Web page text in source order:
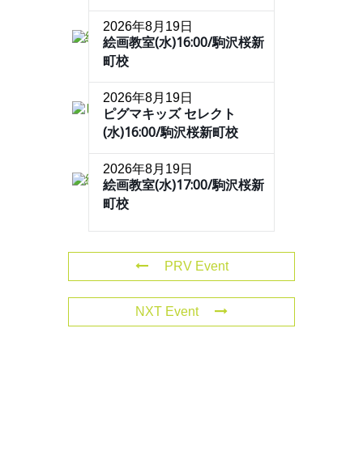
2026年8月19日
絵画教室(水)16:00/駒沢桜新
町校
2026年8月19日
ピグマキッズ セレクト
(水)16:00/駒沢桜新町校
2026年8月19日
絵画教室(水)17:00/駒沢桜新
町校
PRV Event
NXT Event